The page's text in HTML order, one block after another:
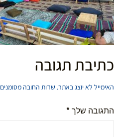
כתיבת תגובה
האימייל לא יוצג באתר. שדות החובה מסומנים
התגובה שלך*